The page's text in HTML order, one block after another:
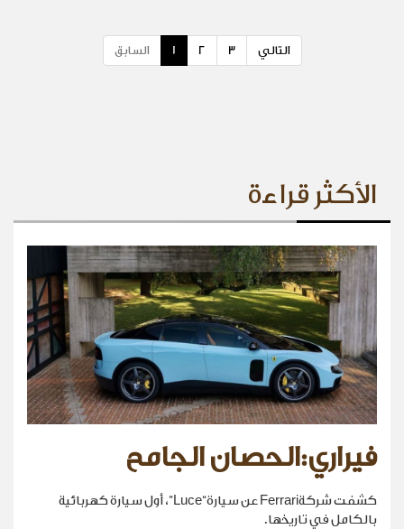
السابق 1 2 3 التالي
الأكثر قراءة
فيراري:الحصان الجامح
كشفت شركةFerrari عن سيارة“Luce”، أول سيارة كهربائية
بالكامل في تاريخها.